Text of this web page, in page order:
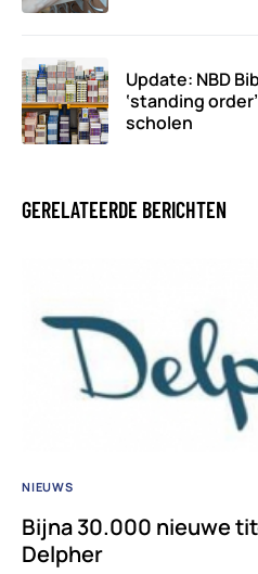
Update: NBD
‘standing
scholen
GERELATEERDE BERICHTEN
NIEUWS
Bijna 30.000 nieuwe
Delpher